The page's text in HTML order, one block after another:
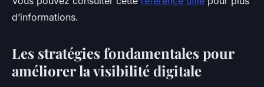
d’informations.
Les stratégies fondamentales pour
améliorer la visibilité digitale